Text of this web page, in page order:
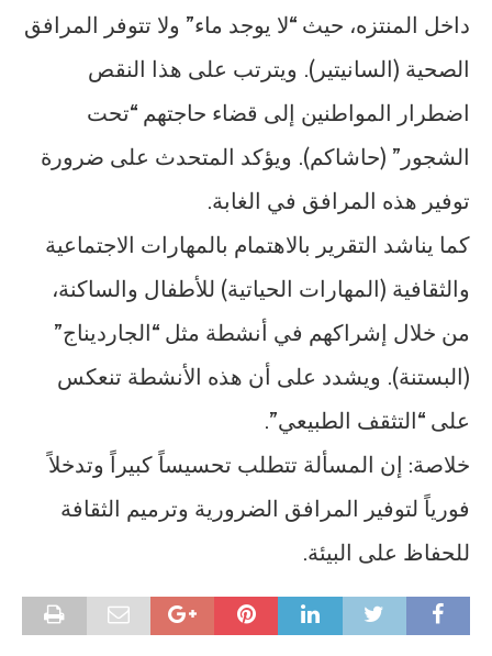
داخل المنتزه، حيث “لا يوجد ماء” ولا تتوفر المرافق
الصحية (السانيتير). ويترتب على هذا النقص
اضطرار المواطنين إلى قضاء حاجتهم “تحت
الشجور” (حاشاكم). ويؤكد المتحدث على ضرورة
توفير هذه المرافق في الغابة.
كما يناشد التقرير بالاهتمام بالمهارات الاجتماعية
والثقافية (المهارات الحياتية) للأطفال والساكنة،
من خلال إشراكهم في أنشطة مثل “الجارديناج”
(البستنة). ويشدد على أن هذه الأنشطة تنعكس
على “التثقف الطبيعي”.
خلاصة: إن المسألة تتطلب تحسيساً كبيراً وتدخلاً
فورياً لتوفير المرافق الضرورية وترميم الثقافة
للحفاظ على البيئة.